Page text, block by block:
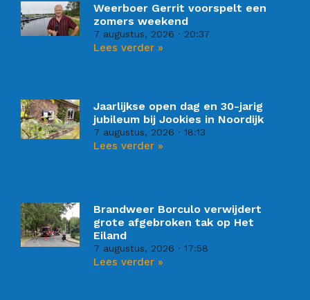
Weerboer Gerrit voorspelt een
zomers weekend
7 augustus, 2026 20:37
Lees verder »
Jaarlijkse open dag en 30-jarig
jubileum bij Jookies in Noordijk
7 augustus, 2026 18:13
Lees verder »
Brandweer Borculo verwijdert
grote afgebroken tak op Het
Eiland
7 augustus, 2026 17:58
Lees verder »